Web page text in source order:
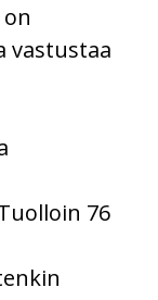
vastustaa
76